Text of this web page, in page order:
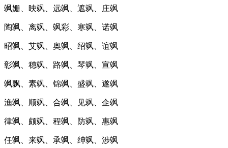
飒姗、映飒、远飒、遮飒、庄飒
陶飒、离飒、飒彩、寒飒、诺飒
昭飒、艾飒、奥飒、绍飒、谊飒
彰飒、穗飒、路飒、琴飒、宣飒
飒飘、素飒、锦飒、盛飒、遂飒
渔飒、顺飒、合飒、见飒、企飒
律飒、颇飒、程飒、防飒、惠飒
任飒、来飒、承飒、绅飒、涉飒